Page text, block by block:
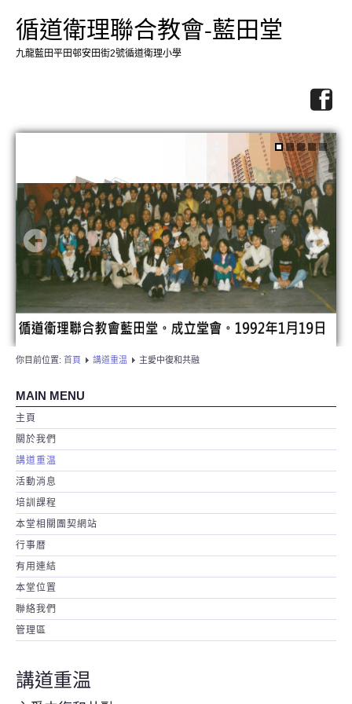
循道衛理聯合教會-藍田堂
九龍藍田平田邨安田街2號循道衛理小學
你目前位置: 首頁 講道重温 主愛中復和共融
MAIN MENU
主頁
關於我們
講道重温
活動消息
培訓課程
本堂相關團契網站
行事暦
有用連結
本堂位置
聯絡我們
管理區
講道重温